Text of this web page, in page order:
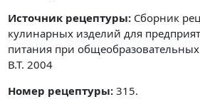
Источник рецептуры: Сборник
кулинарных изделий для
питания при
В.Т. 2004
Номер рецептуры: 315.